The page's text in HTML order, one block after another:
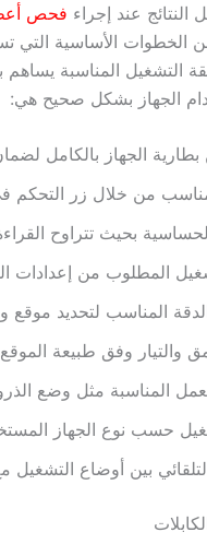
عند إجراء فحص
الخطوات الأساسية التي
التشغيل المناسبة
الجهاز بشكل صحيح هي:
الجهاز بالكامل
من خلال زر التحكم
بحيث تتراوح القراءة بين 60%
المطلوب من إعدادات
المناسب لتحديد موقع
والتيار وفق طبيعة
المناسبة مثل وضع
حسب نوع الجهاز
بين أوضاع